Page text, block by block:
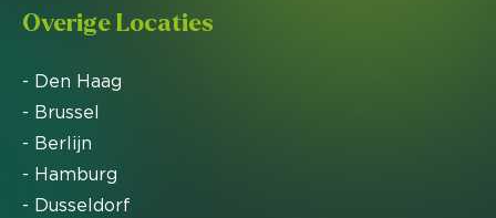
Overige Locaties
- Den Haag
- Brussel
- Berlijn
- Hamburg
- Dusseldorf